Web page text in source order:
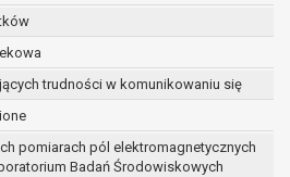
trudności w komunikowaniu się
pomiarach pól elektromagnetycznych
Badań Środowiskowych
osobowych,
której dane dotyczą wycofała zgodę
osobowych, która jest podstawą
innej podstawy prawnej przetwarzania
osobowe przetwarzane są niezgodnie
osobowe muszą być usunięte w celu
wynikającego z przepisów prawa;